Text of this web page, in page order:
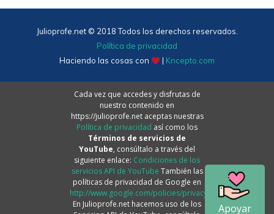
Julioprofe.net © 2018 Todos los derechos reservados.
Política de privacidad
Haciendo las cosas con
| Kncepto.com
Cada vez que accedes y disfrutas de
nuestro contenido en
https://julioprofe.net aceptas nuestras
Política de privacidad así como los
Términos de servicios de
YouTube, consúltalo a través del
siguiente enlace: Condiciones de los
servicios API de YouTube También las
políticas de privacidad de Google en
http://www.google.com/policies/privacy.
En Julioprofe.net hacemos uso de los
Apoyar